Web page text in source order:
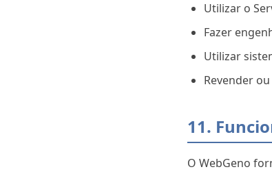
Utilizar o
Fazer
Utilizar
Revender
11.
O WebGeno